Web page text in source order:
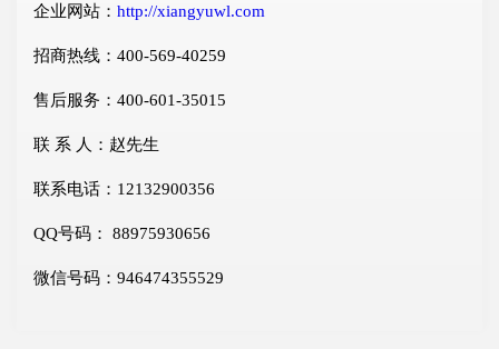
企业网站： http://xiangyuwl.com
招商热线：400-569-40259
售后服务：400-601-35015
联 系 人：赵先生
联系电话：12132900356
QQ号码： 88975930656
微信号码：946474355529